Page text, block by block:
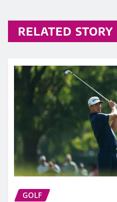
RELATED STORY
GOLF